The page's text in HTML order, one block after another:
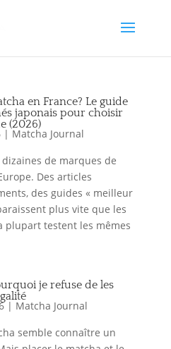
en France? Le guide
japonais pour choisir
(2026)
|Matcha Journal
de marques de
Des articles
des guides « meilleur
plus vite que les
plupart testent les mêmes
je refuse de les
| Matcha Journal
semble connaître un